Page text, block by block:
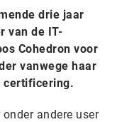
drie jaar
van de IT-
Cohedron voor
vanwege haar
certificering.
andere user